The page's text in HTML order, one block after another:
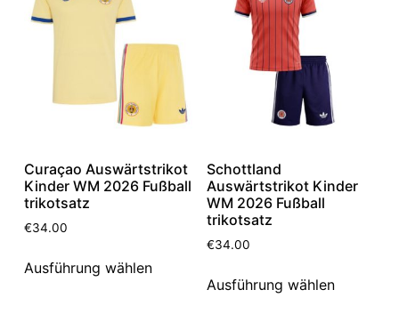
Curaçao Auswärtstrikot
Kinder WM 2026 Fußball
trikotsatz
€34.00
Ausführung wählen
Schottland
Auswärtstrikot Kinder
WM 2026 Fußball
trikotsatz
€34.00
Ausführung wählen